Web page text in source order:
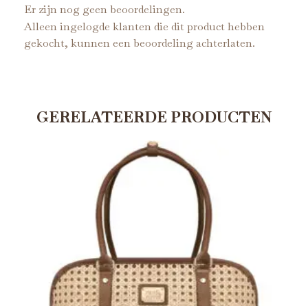
Er zijn nog geen beoordelingen.
Alleen ingelogde klanten die dit product hebben
gekocht, kunnen een beoordeling achterlaten.
GERELATEERDE PRODUCTEN